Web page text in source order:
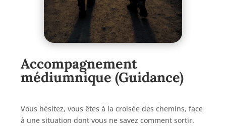
Accompagnement
médiumnique (Guidance)
Vous hésitez, vous êtes à la croisée des chemins, face
à une situation dont vous ne savez comment sortir.